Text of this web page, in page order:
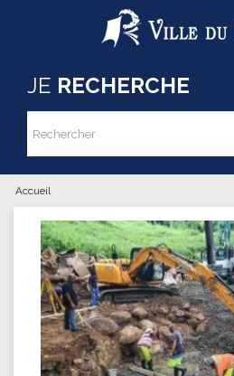
Aller au contenu principal
JE RECHERCHE
Formulaire de
Rechercher
Vous êtes ici
Accueil